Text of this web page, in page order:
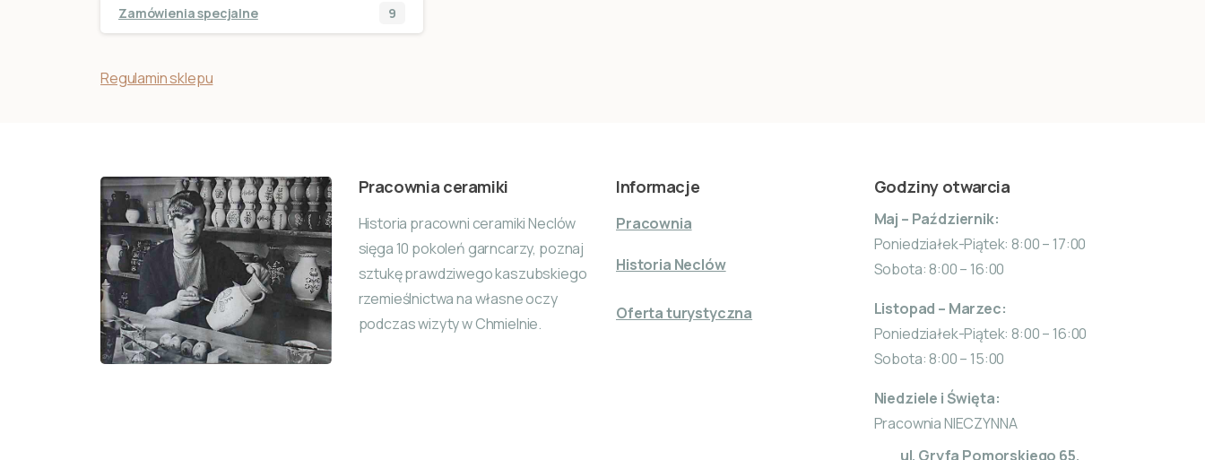
Zamówienia specjalne 9
Regulamin sklepu
Pracownia ceramiki
Historia pracowni ceramiki Neclów
sięga 10 pokoleń garncarzy, poznaj
sztukę prawdziwego kaszubskiego
rzemieślnictwa na własne oczy
podczas wizyty w Chmielnie.
Informacje
Pracownia
Historia Neclów
Oferta turystyczna
Godziny otwarcia
Maj – Październik:
Poniedziałek-Piątek: 8:00 – 17:00
Sobota: 8:00 – 16:00
Listopad – Marzec:
Poniedziałek-Piątek: 8:00 – 16:00
Sobota: 8:00 – 15:00
Niedziele i Święta:
Pracownia NIECZYNNA
ul. Gryfa Pomorskiego 65,